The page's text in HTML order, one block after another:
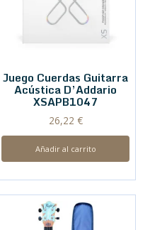
Juego Cuerdas Guitarra
Acústica D’Addario
XSAPB1047
26,22 €
Añadir al carrito